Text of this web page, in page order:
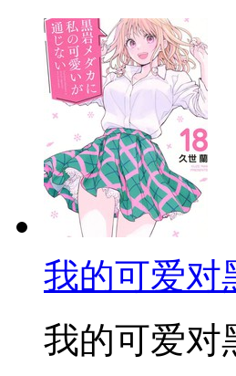
我的可爱对
我的可爱对